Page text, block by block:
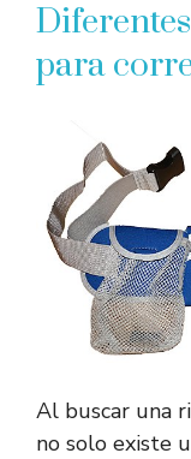
para
Al buscar una
no solo existe